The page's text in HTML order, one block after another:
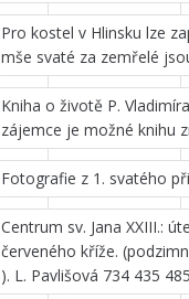
Pro kostel v Hlinsku lze
mše svaté za zemřelé
Kniha o životě P.
zájemce je možné knihu
Fotografie z 1. svatého
Centrum sv. Jana XXIII.:
červeného kříže.
). L. Pavlišová 734 435